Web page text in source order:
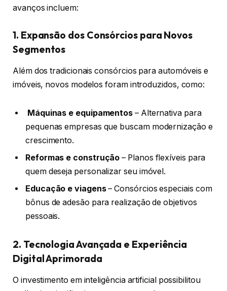
avanços incluem:
1. Expansão dos Consórcios para Novos
Segmentos
Além dos tradicionais consórcios para automóveis e
imóveis, novos modelos foram introduzidos, como:
Máquinas e equipamentos – Alternativa para
pequenas empresas que buscam modernização e
crescimento.
Reformas e construção – Planos flexíveis para
quem deseja personalizar seu imóvel.
Educação e viagens– Consórcios especiais com
bônus de adesão para realização de objetivos
pessoais.
2. Tecnologia Avançada e Experiência
Digital Aprimorada
O investimento em inteligência artificial possibilitou